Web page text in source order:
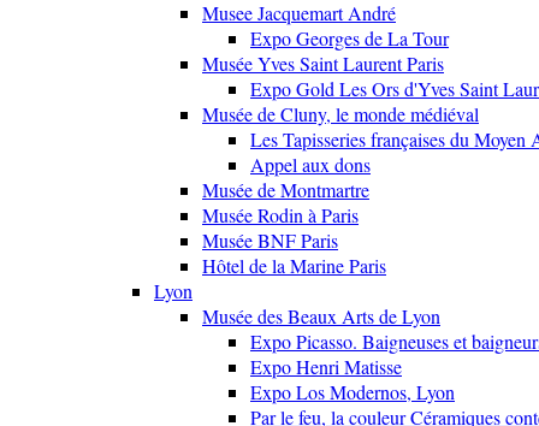
Musee Jacquemart André
Expo Georges de La Tour
Musée Yves Saint Laurent Paris
Expo Gold Les Ors d'Yves Saint
Musée de Cluny, le monde médiéval
Les Tapisseries françaises du Moyen
Appel aux dons
Musée de Montmartre
Musée Rodin à Paris
Musée BNF Paris
Hôtel de la Marine Paris
Lyon
Musée des Beaux Arts de Lyon
Expo Picasso. Baigneuses et
Expo Henri Matisse
Expo Los Modernos, Lyon
Par le feu, la couleur Céramiques